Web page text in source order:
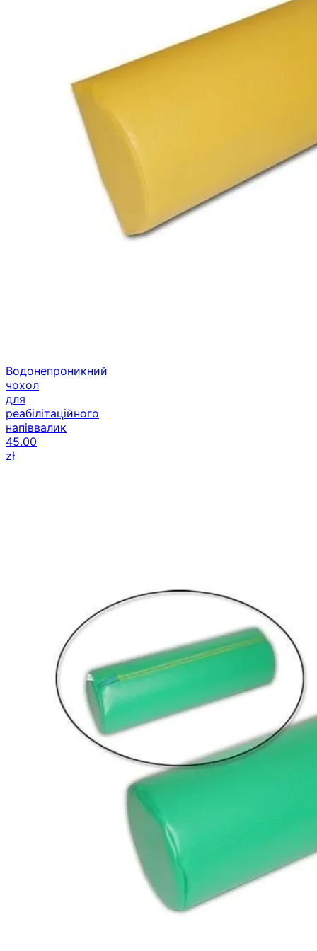
Водонепроникний
чохол
для
реабілітаційного
напіввалик
45.00
zł